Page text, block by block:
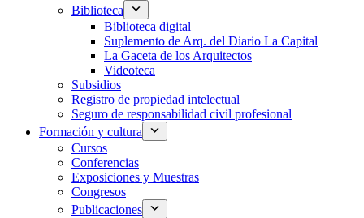
Biblioteca
Biblioteca digital
Suplemento de Arq. del Diario La Capital
La Gaceta de los Arquitectos
Videoteca
Subsidios
Registro de propiedad intelectual
Seguro de responsabilidad civil profesional
Formación y cultura
Cursos
Conferencias
Exposiciones y Muestras
Congresos
Publicaciones